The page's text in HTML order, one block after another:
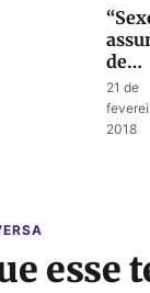
de
não
21 de
2018
esse